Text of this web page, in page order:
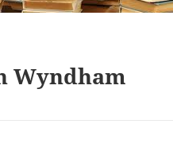
Wyndham